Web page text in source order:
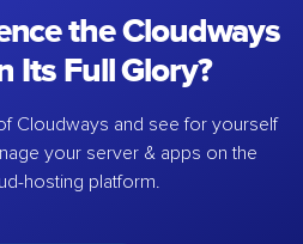
the Cloudways
Its Full Glory?
Cloudways and see for yourself
your server & apps on the
hosting platform.